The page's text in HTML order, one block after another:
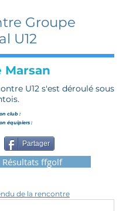
Groupe
U12
Marsan
U12 s'est déroulé sous
club :
équipiers :
Partager
Résultats ffgolf
de la rencontre